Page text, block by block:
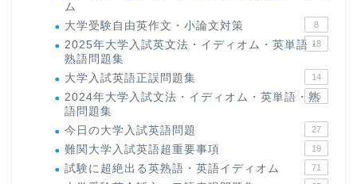
ム
大学受験自由英作文・小論文対策 8
2025年大学入試英文法・イディオム・英単語・
熟語問題集
18
大学入試英語正誤問題集 14
2024年大学入試文法・イディオム・英単語・熟
語問題集
15
今日の大学入試英語問題 27
難関大学入試英語超重要事項 19
試験に超絶出る英熟語・英語イディオム 71